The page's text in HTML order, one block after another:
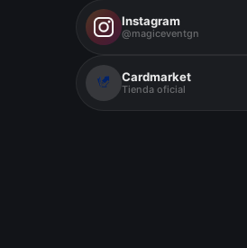
Instagram
@magiceventgn
Cardmarket
Tienda oficial